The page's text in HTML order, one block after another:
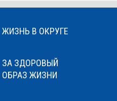
ЖИЗНЬ В ОКРУГЕ
ЗА ЗДОРОВЫЙ
ОБРАЗ ЖИЗНИ